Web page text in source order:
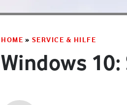
HOME » SERVICE & HILFE
Windows